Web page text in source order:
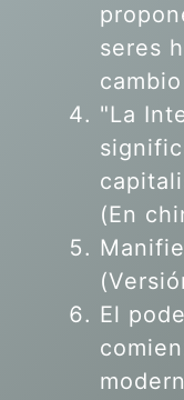
seres
"La
(En
El